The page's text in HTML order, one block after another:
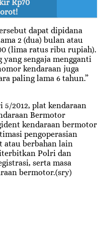
Rp70
dapat dipidana
2 (dua) bulan atau
(lima ratus ribu rupiah).
sengaja mengganti
kendaraan juga
paling lama 6 tahun.”
2012, plat kendaraan
Bermotor
kendaraan bermotor
pengoperasian
atau berbahan lain
Polri dan
serta masa
bermotor.(sry)